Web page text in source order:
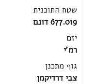
שטח התוכנית
677.019 דונם
יזם
רמ'י
גוף מתכנן
צבי דרדיקמן